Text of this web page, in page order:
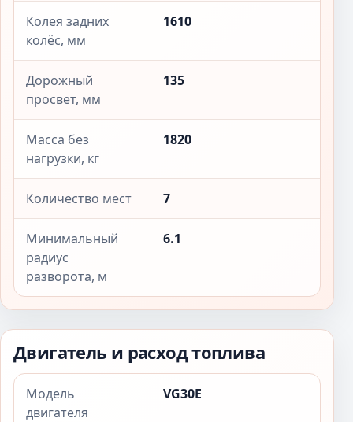
Колея задних
колёс, мм
1610
Дорожный
просвет, мм
135
Масса без
нагрузки, кг
1820
Количество мест 7
Минимальный
радиус
разворота, м
6.1
Двигатель и расход топлива
Модель
двигателя
VG30E